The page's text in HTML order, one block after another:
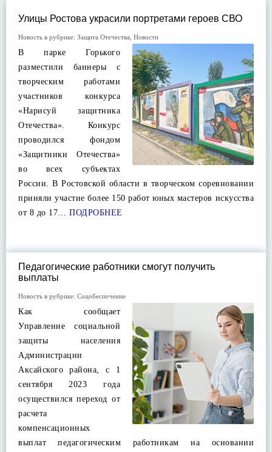
Улицы Ростова украсили портретами героев СВО
Новость в рубрике: Защита Отечества Новости
В парке Горького
разместили баннеры с
творческим работами
участников конкурса
«Нарисуй защитника
Отечества». Конкурс
проводился фондом
«Защитники Отечества»
во всех субъектах
России. В Ростовской области в творческом соревновании
приняли участие более 150 работ юных мастеров искусства
от 8 до 17… ПОДРОБНЕЕ
Педагогические работники смогут получить
выплаты
Новость в рубрике: Соцобеспечение
Как сообщает
Управление социальной
защиты населения
Администрации
Аксайского района, с 1
сентября 2023 года
осуществился переход от
расчета
компенсационных
выплат педагогическим работникам на основании